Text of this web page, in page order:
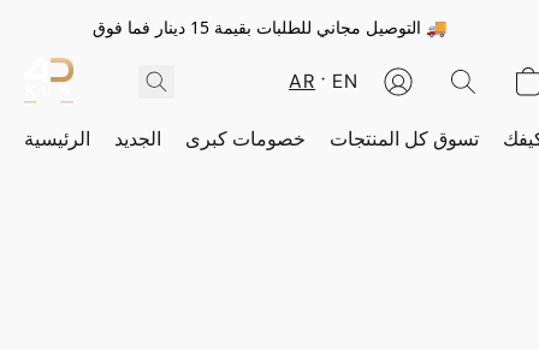
التوصيل مجاني للطلبات بقيمة 15 دينار فما فوق 🚚
AR EN
الرئيسية الجديد خصومات كبرى تسوق كل المنتجات